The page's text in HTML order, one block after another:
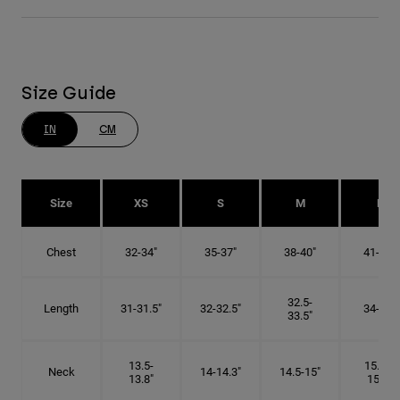
Size Guide
IN CM
Size XS S M L
Chest 32-34" 35-37" 38-40" 41-43"
Length 31-31.5" 32-32.5"
32.5-
33.5"
34-35"
Neck
13.5-
13.8"
14-14.3" 14.5-15"
15.25-
15.5"